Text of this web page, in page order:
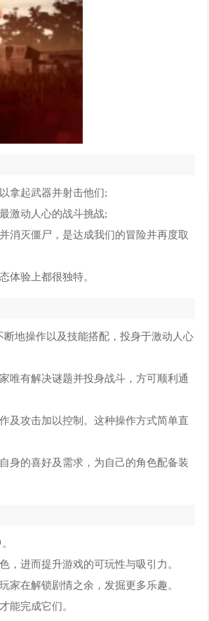
拿起武器并射击他们;
激动人心的战斗挑战;
消灭僵尸，是达成我们的冒险并再度取
体验上都很独特。
地操作以及技能搭配，投身于激动人心
唯有解决谜题并投身战斗，方可顺利通
及攻击加以控制。这种操作方式简单直
身的喜好及需求，为自己的角色配备装
，进而提升游戏的可玩性与吸引力。
家在解锁剧情之余，发掘更多乐趣。
能完成它们。
挑
无
左
死